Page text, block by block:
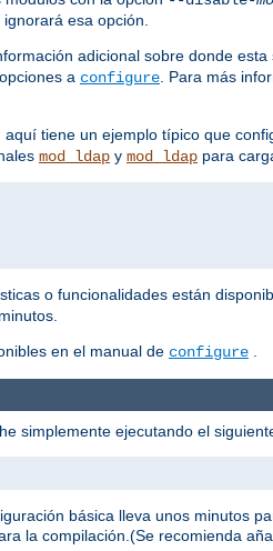
esa opción.
adicional sobre donde
a configure. Para más
tiene un ejemplo típico que
mod_ldap y mod_ldap para
o funcionalidades están
en el manual de configure .
simplemente ejecutando el
básica lleva unos minutos
la compilación.(Se recomienda